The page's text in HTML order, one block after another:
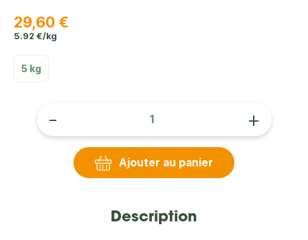
29,60 €
5.92 €/kg
5 kg
- +
Ajouter au panier
Description